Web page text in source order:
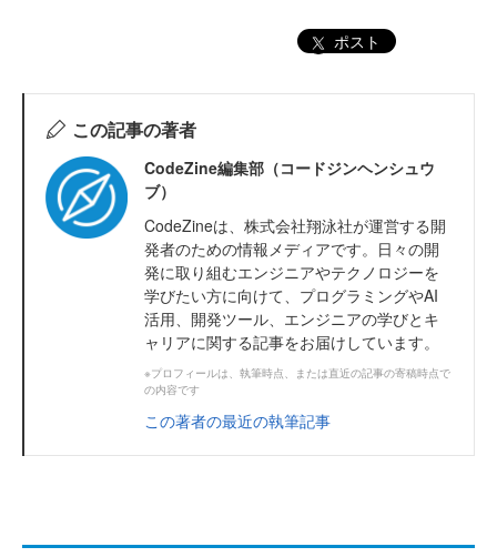
ポスト
この記事の著者
CodeZine編集部（コードジンヘンシュウ
ブ）
CodeZineは、株式会社翔泳社が運営する開
発者のための情報メディアです。日々の開
発に取り組むエンジニアやテクノロジーを
学びたい方に向けて、プログラミングやAI
活用、開発ツール、エンジニアの学びとキ
ャリアに関する記事をお届けしています。
※プロフィールは、執筆時点、または直近の記事の寄稿時点で
の内容です
この著者の最近の執筆記事